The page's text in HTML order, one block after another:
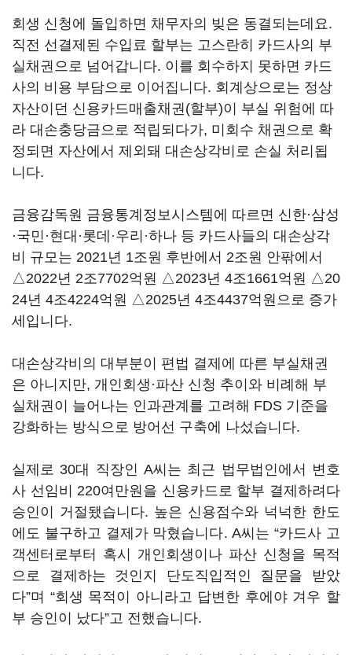
회생 신청에 돌입하면 채무자의 빚은 동결되는데요.
직전 선결제된 수입료 할부는 고스란히 카드사의 부
실채권으로 넘어갑니다. 이를 회수하지 못하면 카드
사의 비용 부담으로 이어집니다. 회계상으로는 정상
자산이던 신용카드매출채권(할부)이 부실 위험에 따
라 대손충당금으로 적립되다가, 미회수 채권으로 확
정되면 자산에서 제외돼 대손상각비로 손실 처리됩
니다.
금융감독원 금융통계정보시스템에 따르면 신한·삼성
·국민·현대·롯데·우리·하나 등 카드사들의 대손상각
비 규모는 2021년 1조원 후반에서 2조원 안팎에서
△2022년 2조7702억원 △2023년 4조1661억원 △20
24년 4조4224억원 △2025년 4조4437억원으로 증가
세입니다.
대손상각비의 대부분이 편법 결제에 따른 부실채권
은 아니지만, 개인회생·파산 신청 추이와 비례해 부
실채권이 늘어나는 인과관계를 고려해 FDS 기준을
강화하는 방식으로 방어선 구축에 나섰습니다.
실제로 30대 직장인 A씨는 최근 법무법인에서 변호
사 선임비 220여만원을 신용카드로 할부 결제하려다
승인이 거절됐습니다. 높은 신용점수와 넉넉한 한도
에도 불구하고 결제가 막혔습니다. A씨는 “카드사 고
객센터로부터 혹시 개인회생이나 파산 신청을 목적
으로 결제하는 것인지 단도직입적인 질문을 받았
다”며 “회생 목적이 아니라고 답변한 후에야 겨우 할
부 승인이 났다”고 전했습니다.